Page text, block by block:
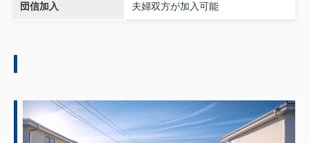
団信加入 夫婦双方が加入可能